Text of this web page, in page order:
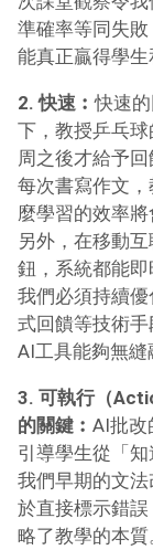
準確率等同失
能真正贏得學生
2. 快速︰快速
下，教授乒乓
周之後才給予
每次書寫作文
麼學習的效率將
另外，在移動
鈕，系統都能
我們必須持續
式回饋等技術
AI工具能夠無縫
3. 可執行（
的關鍵︰ AI批改
引導學生從「知
我們早期的文
於直接標示錯
略了教學的本